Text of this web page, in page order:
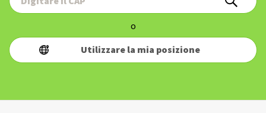
o
Utilizzare la mia posizione